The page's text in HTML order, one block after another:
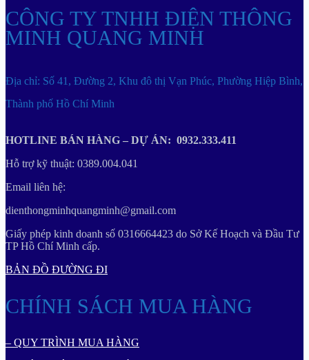
CÔNG TY TNHH ĐIỆN THÔNG
MINH QUANG MINH
Địa chỉ: Số 41, Đường 2, Khu đô thị Vạn Phúc, Phường Hiệp Bình,
Thành phố Hồ Chí Minh
HOTLINE BÁN HÀNG – DỰ ÁN: 0932.333.411
Hỗ trợ kỹ thuật: 0389.004.041
Email liên hệ:
dienthongminhquangminh@gmail.com
Giấy phép kinh doanh số 0316664423 do Sở Kế Hoạch và Đầu Tư
TP Hồ Chí Minh cấp.
BẢN ĐỒ ĐƯỜNG ĐI
CHÍNH SÁCH MUA HÀNG
– QUY TRÌNH MUA HÀNG